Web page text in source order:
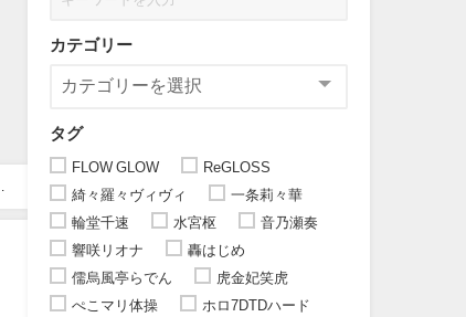
カテゴリー
タグ
FLOW GLOW
ReGLOSS
綺々羅々ヴィヴィ
一条莉々華
輪堂千速
水宮枢
音乃瀬奏
響咲リオナ
轟はじめ
儒烏風亭らでん
虎金妃笑虎
ぺこマリ体操
ホロ7DTDハード